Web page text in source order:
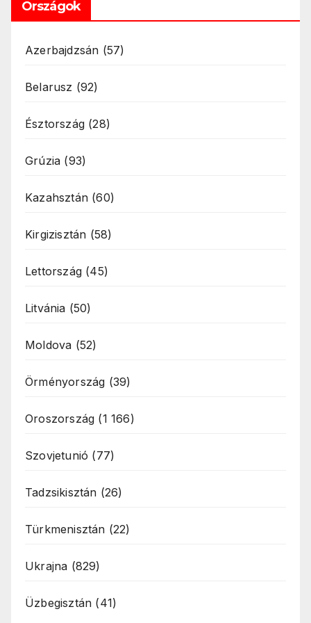
Országok
Azerbajdzsán (57)
Belarusz (92)
Észtország (28)
Grúzia (93)
Kazahsztán (60)
Kirgizisztán (58)
Lettország (45)
Litvánia (50)
Moldova (52)
Örményország (39)
Oroszország (1 166)
Szovjetunió (77)
Tadzsikisztán (26)
Türkmenisztán (22)
Ukrajna (829)
Üzbegisztán (41)